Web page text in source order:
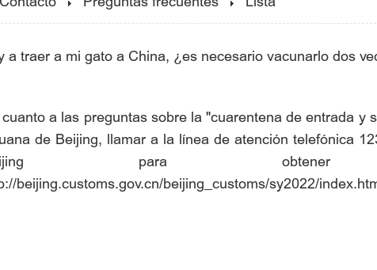
a traer a mi gato a China, ¿es necesario vacunarlo dos
a las preguntas sobre la "cuarentena de entrada y
de Beijing, llamar a la línea de atención telefónica
para obtener
beijing.customs.gov.cn/beijing_customs/sy2022/